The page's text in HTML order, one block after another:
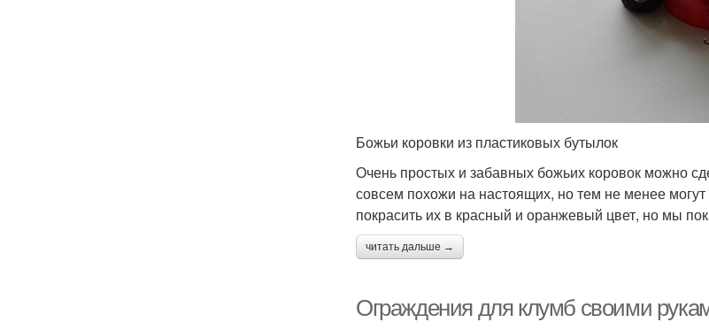
Божьи коровки из пластиковых бутылок
Очень простых и забавных божьих коровок можно
совсем похожи на настоящих, но тем не менее
покрасить их в красный и оранжевый цвет, но мы
читать дальше →
Ограждения для клумб своими